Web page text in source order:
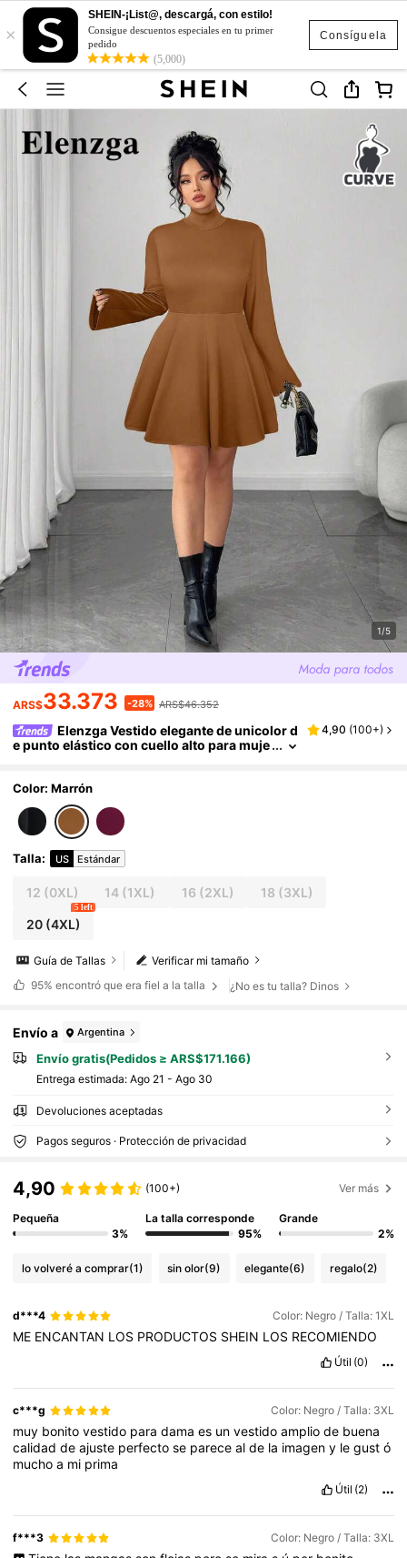
Consíguela
×
SHEIN-¡List@, descargá, con estilo!
Consigue descuentos especiales en tu primer
pedido
(5,000)
1/5
ARS$33.373 -28% ARS$46.352
Elenzga Vestido elegante de unicolor d
e punto elástico con cuello alto para muje
4,90 (100+)
Color: Marrón
Talla: US Estándar
12 (0XL) 14 (1XL) 16 (2XL) 18 (3XL)
20(4XL)
5 left
Verificar mi tamaño
Guía de Tallas
95% encontró que era fiel a la talla ¿No es tu talla? Dinos
Envío a Argentina
Envío gratis(Pedidos ≥ ARS$171.166)
Entrega estimada: Ago 21 - Ago 30
Devoluciones aceptadas
Pagos seguros · Protección de privacidad
4,90 (100+) Ver más
Pequeña
3%
La talla corresponde
95%
Grande
2%
lo volveré a comprar(1) sin olor(9) elegante(6) regalo(2)
d***4 Color: Negro / Talla: 1XL
ME ENCANTAN LOS PRODUCTOS SHEIN LOS RECOMIENDO
Útil (0)
c***g Color: Negro / Talla: 3XL
muy bonitovestido paradamaes unvestidoampliode buena
calidaddeajuste perfectose parecealde la imageny legustó
muchoa mi prima
Útil (2)
f***3 Color: Negro / Talla: 3XL